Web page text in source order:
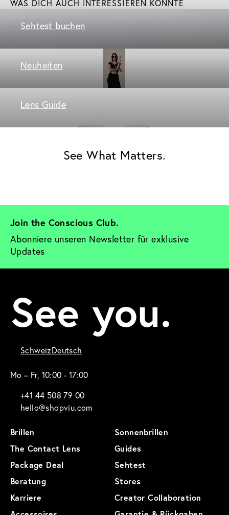
WAS DICH AUCH INTERESSIEREN KÖNNTE
Sehtest buchen
Neuheiten
Lens Guide
See What Matters.
Join the Conscious Club.
Abonniere unseren Newsletter für exklusive
Updates
See you.
SchweizDeutsch
Mo – Fr, 10:00 - 17:00
+41 44 508 79 00
hello@shopviu.com
Brillen
Sonnenbrillen
The Contact Lens
Guides
Package Deal
Sehtest
Beratung
Stores
Karriere
Creator Collaboration